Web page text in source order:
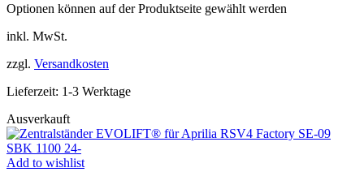
Optionen können auf der Produktseite gewählt werden
inkl. MwSt.
zzgl. Versandkosten
Lieferzeit: 1-3 Werktage
Ausverkauft
Add to wishlist